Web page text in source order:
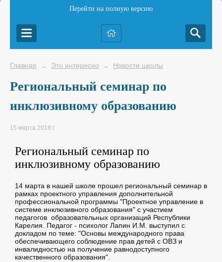
Перейти на полную версию
Главная → Это интересно → Новости школы
Региональный семинар по
инклюзивному образованию
15 марта 2018 г.
Региональный семинар по
инклюзивному образованию
14 марта в нашей школе прошел региональный семинар в
рамках проектного управления дополнительной
профессиональной программы "Проектное управление в
системе инклюзивного образования" с участием
педагогов образовательных организаций Республики
Карелия. Педагог - психолог Лапин И.М. выступил с
докладом по теме: "Основы международного права
обеспечивающего соблюдение прав детей с ОВЗ и
инвалидностью на получение равнодоступного
качественного образования".